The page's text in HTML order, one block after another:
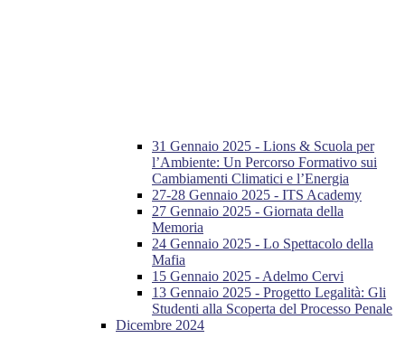
31 Gennaio 2025 - Lions & Scuola per
l’Ambiente: Un Percorso Formativo sui
Cambiamenti Climatici e l’Energia
27-28 Gennaio 2025 - ITS Academy
27 Gennaio 2025 - Giornata della
Memoria
24 Gennaio 2025 - Lo Spettacolo della
Mafia
15 Gennaio 2025 - Adelmo Cervi
13 Gennaio 2025 - Progetto Legalità: Gli
Studenti alla Scoperta del Processo Penale
Dicembre 2024